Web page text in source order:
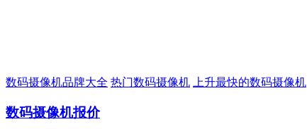
数码摄像机品牌大全 热门数码摄像机 上升最快的数码摄像机
数码摄像机报价